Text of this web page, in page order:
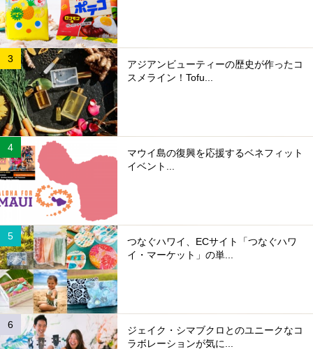
アジアンビューティーの歴史が作ったコ
スメライン！Tofu...
マウイ島の復興を応援するベネフィット
イベント...
つなぐハワイ、ECサイト「つなぐハワ
イ・マーケット」の単...
ジェイク・シマブクロとのユニークなコ
ラボレーションが気に...